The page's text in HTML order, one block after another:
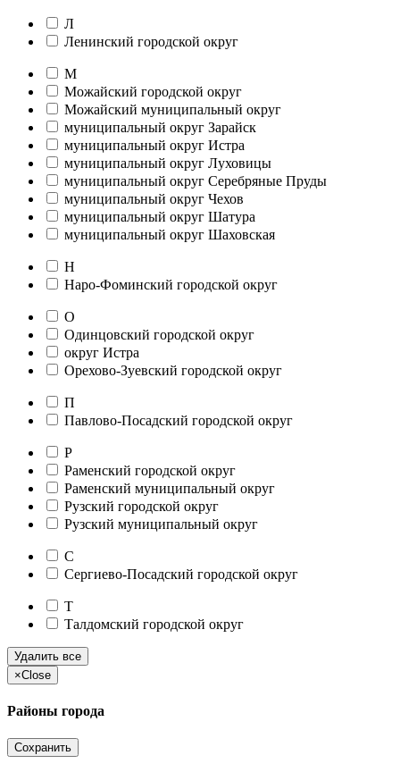
Л
Ленинский городской округ
М
Можайский городской округ
Можайский муниципальный округ
муниципальный округ Зарайск
муниципальный округ Истра
муниципальный округ Луховицы
муниципальный округ Серебряные Пруды
муниципальный округ Чехов
муниципальный округ Шатура
муниципальный округ Шаховская
Н
Наро-Фоминский городской округ
О
Одинцовский городской округ
округ Истра
Орехово-Зуевский городской округ
П
Павлово-Посадский городской округ
Р
Раменский городской округ
Раменский муниципальный округ
Рузский городской округ
Рузский муниципальный округ
С
Сергиево-Посадский городской округ
Т
Талдомский городской округ
Удалить все
×Close
Районы города
Сохранить